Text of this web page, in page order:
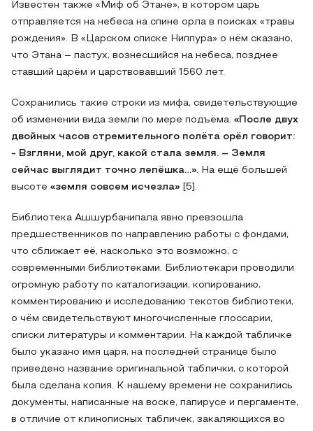
Известен также «Миф об Этане», в котором царь
отправляется на небеса на спине орла в поисках «травы
рождения». В «Царском списке Ниппура» о нём сказано,
что Этана – пастух, вознесшийся на небеса, позднее
ставший царём и царствовавший 1560 лет.
Сохранились такие строки из мифа, свидетельствующие
об изменении вида земли по мере подъёма: «После двух
двойных часов стремительного полёта орёл говорит:
- Взгляни, мой друг, какой стала земля. – Земля
сейчас выглядит точно лепёшка…». На ещё большей
высоте «земля совсем исчезла» [5].
Библиотека Ашшурбанипала явно превзошла
предшественников по направлению работы с фондами,
что сближает её, насколько это возможно, с
современными библиотеками. Библиотекари проводили
огромную работу по каталогизации, копированию,
комментированию и исследованию текстов библиотеки,
о чём свидетельствуют многочисленные глоссарии,
списки литературы и комментарии. На каждой табличке
было указано имя царя, на последней странице было
приведено название оригинальной таблички, с которой
была сделана копия. К нашему времени не сохранились
документы, написанные на воске, папирусе и пергаменте,
в отличие от клинописных табличек, закаляющихся во